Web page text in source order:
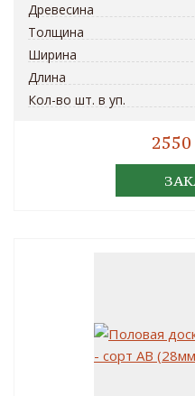
Древесина
Толщина
Ширина
Длина
Кол-во шт. в уп.